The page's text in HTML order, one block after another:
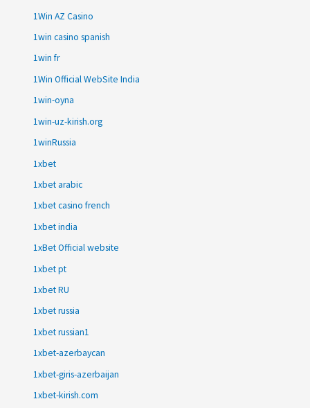
1Win AZ Casino
1win casino spanish
1win fr
1Win Official WebSite India
1win-oyna
1win-uz-kirish.org
1winRussia
1xbet
1xbet arabic
1xbet casino french
1xbet india
1xBet Official website
1xbet pt
1xbet RU
1xbet russia
1xbet russian1
1xbet-azerbaycan
1xbet-giris-azerbaijan
1xbet-kirish.com